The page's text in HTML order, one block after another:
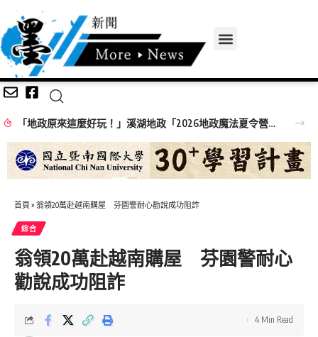
「地政原來這麼好玩！」溪湖地政「2026地政魔法夏令營」精彩落幕！
首頁 » 翁領20萬赴越南購屋 芬園警耐心勸說成功阻詐
綜合
翁領20萬赴越南購屋 芬園警耐心
勸說成功阻詐
4 Min Read